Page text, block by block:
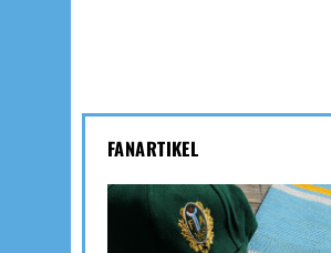
FANARTIKEL